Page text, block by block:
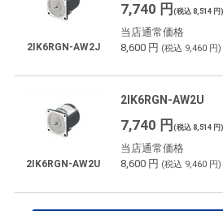
2IK6RGN-AW2J
7,740 円 (税込 8,514 円)
当店通常価格
8,600 円 (税込 9,460 円)
2IK6RGN-AW2U
2IK6RGN-AW2U
7,740 円 (税込 8,514 円)
当店通常価格
8,600 円 (税込 9,460 円)